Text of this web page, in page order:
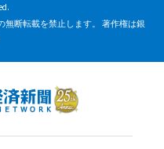
断転載を禁止します。 著作権は銀